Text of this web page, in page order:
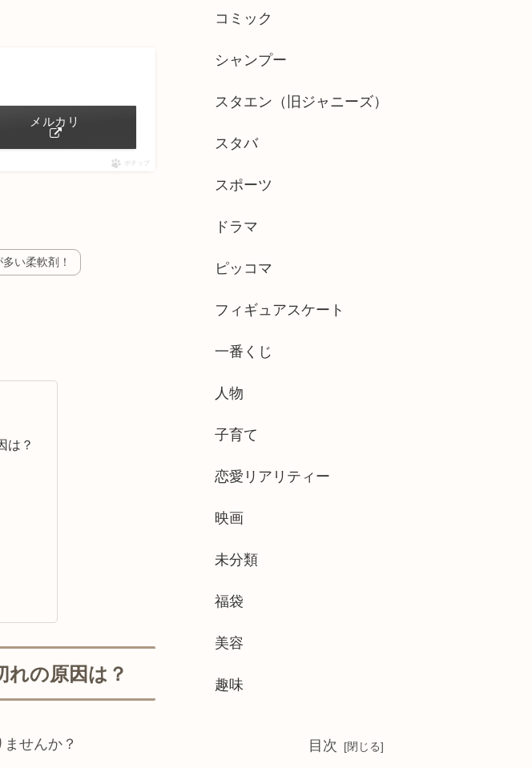
メルカリ
ポチップ
い柔軟剤！
は？
の原因は？
せんか？
コミック
シャンプー
スタエン（旧ジャニーズ）
スタバ
スポーツ
ドラマ
ピッコマ
フィギュアスケート
一番くじ
人物
子育て
恋愛リアリティー
映画
未分類
福袋
美容
趣味
目次